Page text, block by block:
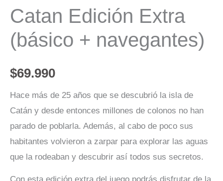
Catan Edición Extra
(básico + navegantes)
$69.990
Hace más de 25 años que se descubrió la isla de
Catán y desde entonces millones de colonos no han
parado de poblarla. Además, al cabo de poco sus
habitantes volvieron a zarpar para explorar las aguas
que la rodeaban y descubrir así todos sus secretos.